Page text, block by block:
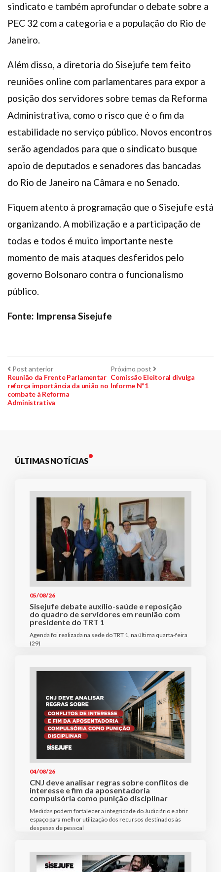
sindicato e também aprofundar o debate sobre a
PEC 32 com a categoria e a população do Rio de
Janeiro.
Além disso, a diretoria do Sisejufe tem feito
reuniões online com parlamentares para expor a
posição dos servidores sobre temas da Reforma
Administrativa, como o risco que é o fim da
estabilidade no serviço público. Novos encontros
serão agendados para que o sindicato busque
apoio de deputados e senadores das bancadas
do Rio de Janeiro na Câmara e no Senado.
Fiquem atento à programação que o Sisejufe está
organizando. A mobilização e a participação de
todas e todos é muito importante neste
momento de mais ataques desferidos pelo
governo Bolsonaro contra o funcionalismo
público.
Fonte: Imprensa Sisejufe
Navegação
de
Post
Post anteriorPost
anterior:
Reunião da Frente Parlamentar
reforça importância da união no
combate à Reforma
Administrativa
Próximo post Próximo
post:
Comissão Eleitoral divulga
Informe Nº1
ÚLTIMAS NOTÍCIAS
05/08/26
Sisejufe debate auxílio-saúde e reposição
do quadro de servidores em reunião com
presidente do TRT 1
Agenda foi realizada na sede do TRT 1, na última quarta-feira
(29)
04/08/26
CNJ deve analisar regras sobre conflitos de
interesse e fim da aposentadoria
compulsória como punição disciplinar
Medidas podem fortalecer a integridade do Judiciário e abrir
espaço para melhor utilização dos recursos destinados às
despesas de pessoal